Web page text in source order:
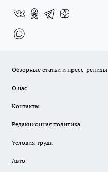
Обзорные статьи и пресс-релизы
О нас
Контакты
Редакционная политика
Условия труда
Авто